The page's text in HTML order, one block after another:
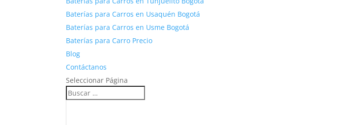
Baterías para Carros en Usaquén Bogotá
Baterías para Carros en Usme Bogotá
Baterías para Carro Precio
Blog
Contáctanos
Seleccionar Página